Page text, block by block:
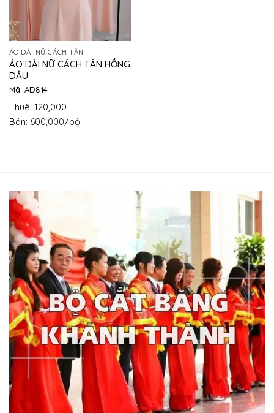
ÁO DÀI NỮ CÁCH TÂN
ÁO DÀI NỮ CÁCH TÂN HỒNG
DÂU
Mã: AD814
Thuê: 120,000
Bán: 600,000/bộ